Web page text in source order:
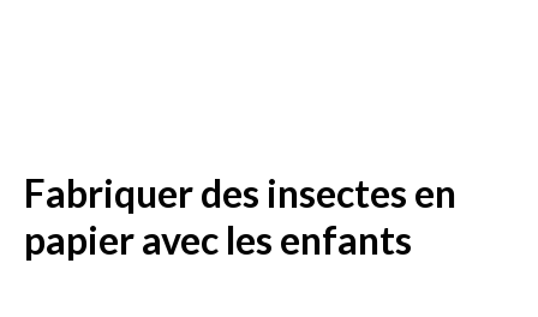
Fabriquer des insectes en
papier avec les enfants